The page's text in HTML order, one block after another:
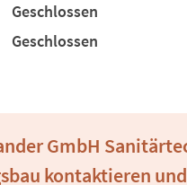
Geschlossen
Geschlossen
GmbH
kontaktieren und